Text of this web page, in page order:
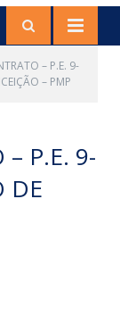
– P.E. 9-
– PMP
– P.E. 9-
DE